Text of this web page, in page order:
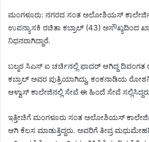
ಮಂಗಳೂರು: ನಗರದ ಸಂತ ಅಲೋಶಿಯಸ್
ಉಪನ್ಯಾಸಕಿ ರಚಿತಾ ಕಬ್ರಾಲ್ (43) ಅಸೌಖ್ಯದಿಂದ
ನಿಧನರಾಗಿದ್ದಾರೆ.
ಬಲ್ಮಠ ಸಿಎಸ್ ಐ ಚರ್ಚಿನಲ್ಲಿ ಫಾದರ್ ಆಗಿದ್ದ
ಕಬ್ರಾಲ್ ಅವರ ಪುತ್ರಿಯಾಗಿದ್ದು, ಕಂಕನಾಡಿಯ
ಆಳ್ವಾಸ್ ಕಾಲೇಜಿನಲ್ಲಿ ಸೇವೆ ಈ ಹಿಂದೆ ಸೇವೆ
ಇತ್ತೀಚಿಗೆ ಮಂಗಳೂರು ಸಂತ ಅಲೋಶಿಯಸ್
ಆಗಿ ಕೆಲಸ ಮಾಡುತ್ತಿದ್ದರು. ಅವರಿಗೆ ತೀವ್ರ